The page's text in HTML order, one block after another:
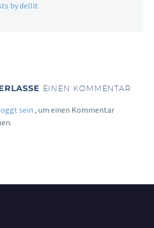
by dellit
EINEN KOMMENTAR
sein , um einen Kommentar